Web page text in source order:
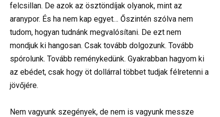
felcsillan. De azok az ösztöndíjak olyanok, mint az
aranypor. És ha nem kap egyet… Őszintén szólva nem
tudom, hogyan tudnánk megvalósítani. De ezt nem
mondjuk ki hangosan. Csak tovább dolgozunk. Tovább
spórolunk. Tovább reménykedünk. Gyakrabban hagyom ki
az ebédet, csak hogy öt dollárral többet tudjak félretenni a
jövőjére.
Nem vagyunk szegények, de nem is vagyunk messze